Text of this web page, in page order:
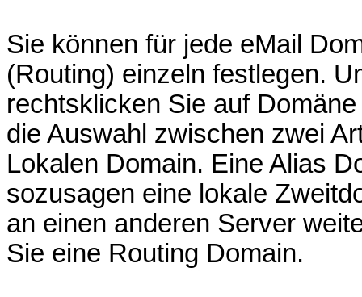
Sie können für jede eMail
(Routing) einzeln festlegen.
rechtsklicken Sie auf
die Auswahl zwischen zwei
Lokalen Domain. Eine Alias
sozusagen eine lokale
an einen anderen Server
Sie eine Routing Domain.